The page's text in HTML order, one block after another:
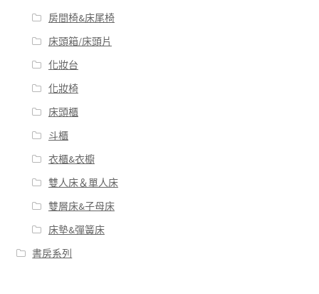
房間椅&床尾椅
床頭箱/床頭片
化妝台
化妝椅
床頭櫃
斗櫃
衣櫃&衣櫥
雙人床＆單人床
雙層床&子母床
床墊&彈簧床
書房系列